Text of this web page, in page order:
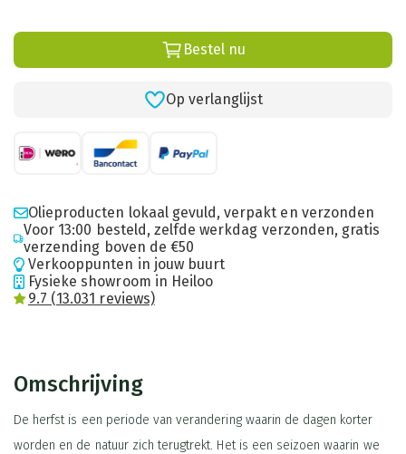
Bestel nu
Op verlanglijst
Olieproducten lokaal gevuld, verpakt en verzonden
Voor 13:00 besteld, zelfde werkdag verzonden, gratis
verzending boven de €50
Verkooppunten in jouw buurt
Fysieke showroom in Heiloo
9.7 (13.031 reviews)
Omschrijving
De herfst is een periode van verandering waarin de dagen korter
worden en de natuur zich terugtrekt. Het is een seizoen waarin we